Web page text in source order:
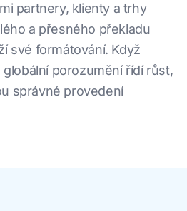
partnery, klienty a trhy
a přesného překladu
své formátování. Když
porozumění řídí růst,
správné provedení